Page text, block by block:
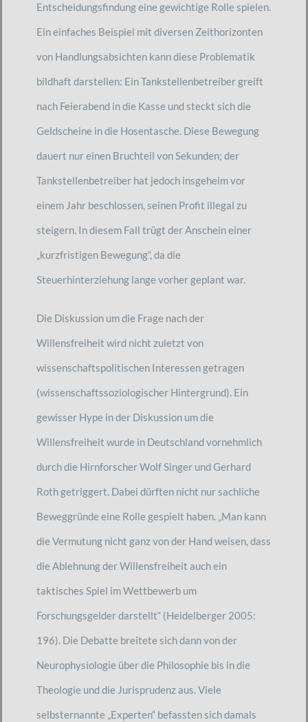
Entscheidungsfindung eine gewichtige Rolle spielen.
Ein einfaches Beispiel mit diversen Zeithorizonten
von Handlungsabsichten kann diese Problematik
bildhaft darstellen: Ein Tankstellenbetreiber greift
nach Feierabend in die Kasse und steckt sich die
Geldscheine in die Hosentasche. Diese Bewegung
dauert nur einen Bruchteil von Sekunden; der
Tankstellenbetreiber hat jedoch insgeheim vor
einem Jahr beschlossen, seinen Profit illegal zu
steigern. In diesem Fall trügt der Anschein einer
„kurzfristigen Bewegung“, da die
Steuerhinterziehung lange vorher geplant war.
Die Diskussion um die Frage nach der
Willensfreiheit wird nicht zuletzt von
wissenschaftspolitischen Interessen getragen
(wissenschaftssoziologischer Hintergrund). Ein
gewisser Hype in der Diskussion um die
Willensfreiheit wurde in Deutschland vornehmlich
durch die Hirnforscher Wolf Singer und Gerhard
Roth getriggert. Dabei dürften nicht nur sachliche
Beweggründe eine Rolle gespielt haben. „Man kann
die Vermutung nicht ganz von der Hand weisen, dass
die Ablehnung der Willensfreiheit auch ein
taktisches Spiel im Wettbewerb um
Forschungsgelder darstellt“ (Heidelberger 2005:
196). Die Debatte breitete sich dann von der
Neurophysiologie über die Philosophie bis in die
Theologie und die Jurisprudenz aus. Viele
selbsternannte „Experten“ befassten sich damals